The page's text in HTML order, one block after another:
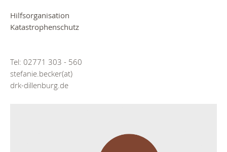
Hilfsorganisation
Katastrophenschutz
Tel: 02771 303 - 560
stefanie.becker(at)
drk-dillenburg.de